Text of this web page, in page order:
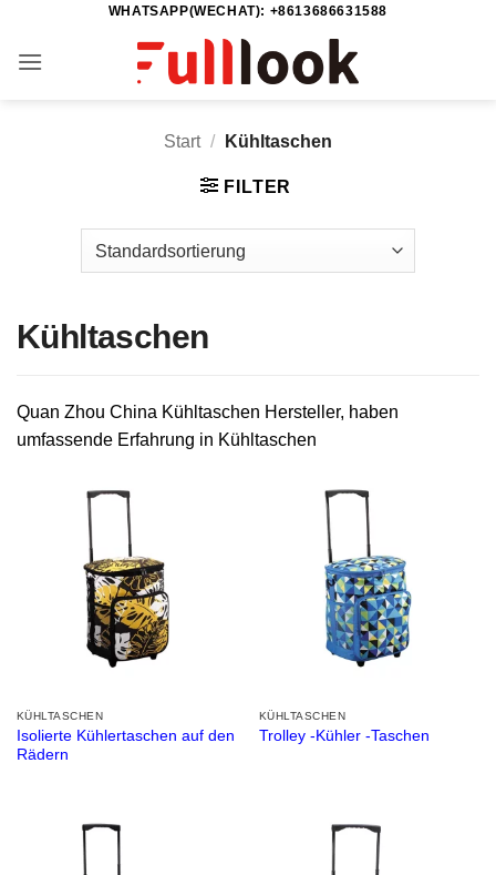
springen
WHATSAPP(WECHAT): +8613686631588
Start / Kühltaschen
FILTER
Kühltaschen
Quan Zhou China Kühltaschen Hersteller, haben
umfassende Erfahrung in Kühltaschen
KÜHLTASCHEN
Isolierte Kühlertaschen auf den
Rädern
KÜHLTASCHEN
Trolley -Kühler -Taschen